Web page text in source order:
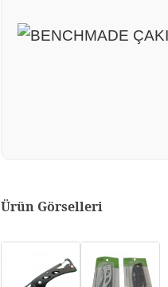
Ürün Görselleri